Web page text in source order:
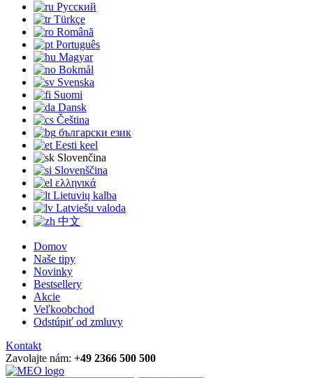
Русский
Türkçe
Română
Português
Magyar
Bokmål
Svenska
Suomi
Dansk
Čeština
български език
Eesti keel
Slovenčina
Slovenščina
ελληνικά
Lietuvių kalba
Latviešu valoda
中文
Domov
Naše tipy
Novinky
Bestsellery
Akcie
Veľkoobchod
Odstúpiť od zmluvy
Kontakt
Zavolajte nám: +49 2366 500 500